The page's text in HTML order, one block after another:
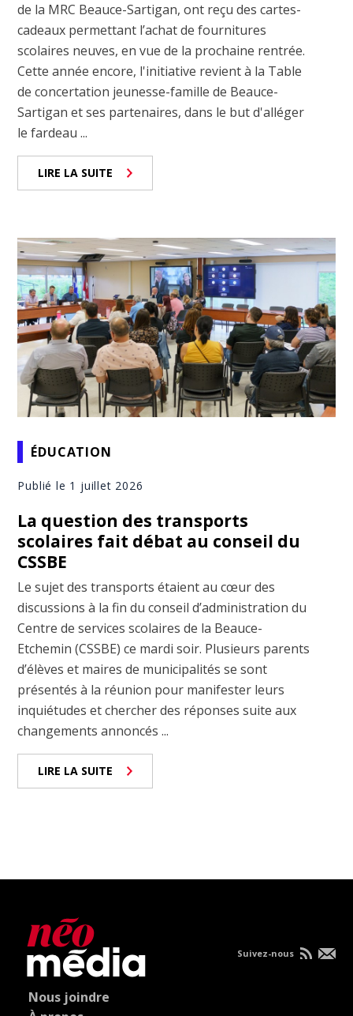
de la MRC Beauce-Sartigan, ont reçu des cartes-
cadeaux permettant l’achat de fournitures
scolaires neuves, en vue de la prochaine rentrée.
Cette année encore, l'initiative revient à la Table
de concertation jeunesse-famille de Beauce-
Sartigan et ses partenaires, dans le but d'alléger
le fardeau ...
LIRE LA SUITE
ÉDUCATION
Publié le 1 juillet 2026
La question des transports
scolaires fait débat au conseil du
CSSBE
Le sujet des transports étaient au cœur des
discussions à la fin du conseil d’administration du
Centre de services scolaires de la Beauce-
Etchemin (CSSBE) ce mardi soir. Plusieurs parents
d’élèves et maires de municipalités se sont
présentés à la réunion pour manifester leurs
inquiétudes et chercher des réponses suite aux
changements annoncés ...
LIRE LA SUITE
Nous joindre
Suivez-nous